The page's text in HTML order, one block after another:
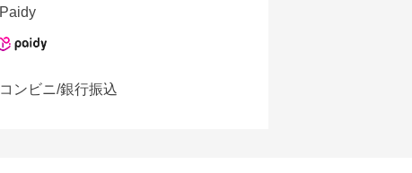
Paidy
コンビニ/銀行振込